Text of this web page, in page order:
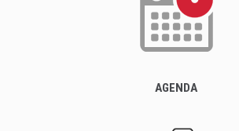
AGENDA